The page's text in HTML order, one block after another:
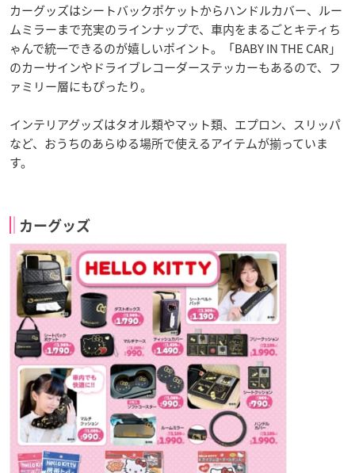
カーグッズはシートバックポケットからハンドルカバー、ルー
ムミラーまで充実のラインナップで、車内をまるごとキティち
ゃんで統一できるのが嬉しいポイント。「BABY IN THE CAR」
のカーサインやドライブレコーダーステッカーもあるので、フ
ァミリー層にもぴったり。
インテリアグッズはタオル類やマット類、エプロン、スリッパ
など、おうちのあらゆる場所で使えるアイテムが揃っていま
す。
カーグッズ